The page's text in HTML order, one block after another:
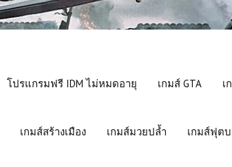
โปรแกรมฟรี IDM ไม่หมดอายุ เกมส์ GTA เ
เกมส์สร้างเมือง เกมส์มวยปล้ำ เกมส์ฟุต